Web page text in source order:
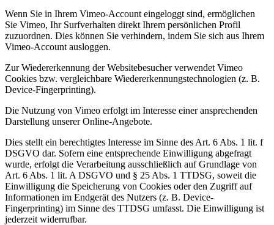
Wenn Sie in Ihrem Vimeo-Account eingeloggt sind, ermöglichen
Sie Vimeo, Ihr Surfverhalten direkt Ihrem persönlichen Profil
zuzuordnen. Dies können Sie verhindern, indem Sie sich aus Ihrem
Vimeo-Account ausloggen.
Zur Wiedererkennung der Websitebesucher verwendet Vimeo
Cookies bzw. vergleichbare Wiedererkennungstechnologien (z. B.
Device-Fingerprinting).
Die Nutzung von Vimeo erfolgt im Interesse einer ansprechenden
Darstellung unserer Online-Angebote.
Dies stellt ein berechtigtes Interesse im Sinne des Art. 6 Abs. 1 lit. f
DSGVO dar. Sofern eine entsprechende Einwilligung abgefragt
wurde, erfolgt die Verarbeitung ausschließlich auf Grundlage von
Art. 6 Abs. 1 lit. A DSGVO und § 25 Abs. 1 TTDSG, soweit die
Einwilligung die Speicherung von Cookies oder den Zugriff auf
Informationen im Endgerät des Nutzers (z. B. Device-
Fingerprinting) im Sinne des TTDSG umfasst. Die Einwilligung ist
jederzeit widerrufbar.